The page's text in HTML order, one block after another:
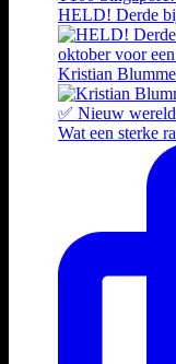
HELD! Derde
Kristian
Wat een sterke